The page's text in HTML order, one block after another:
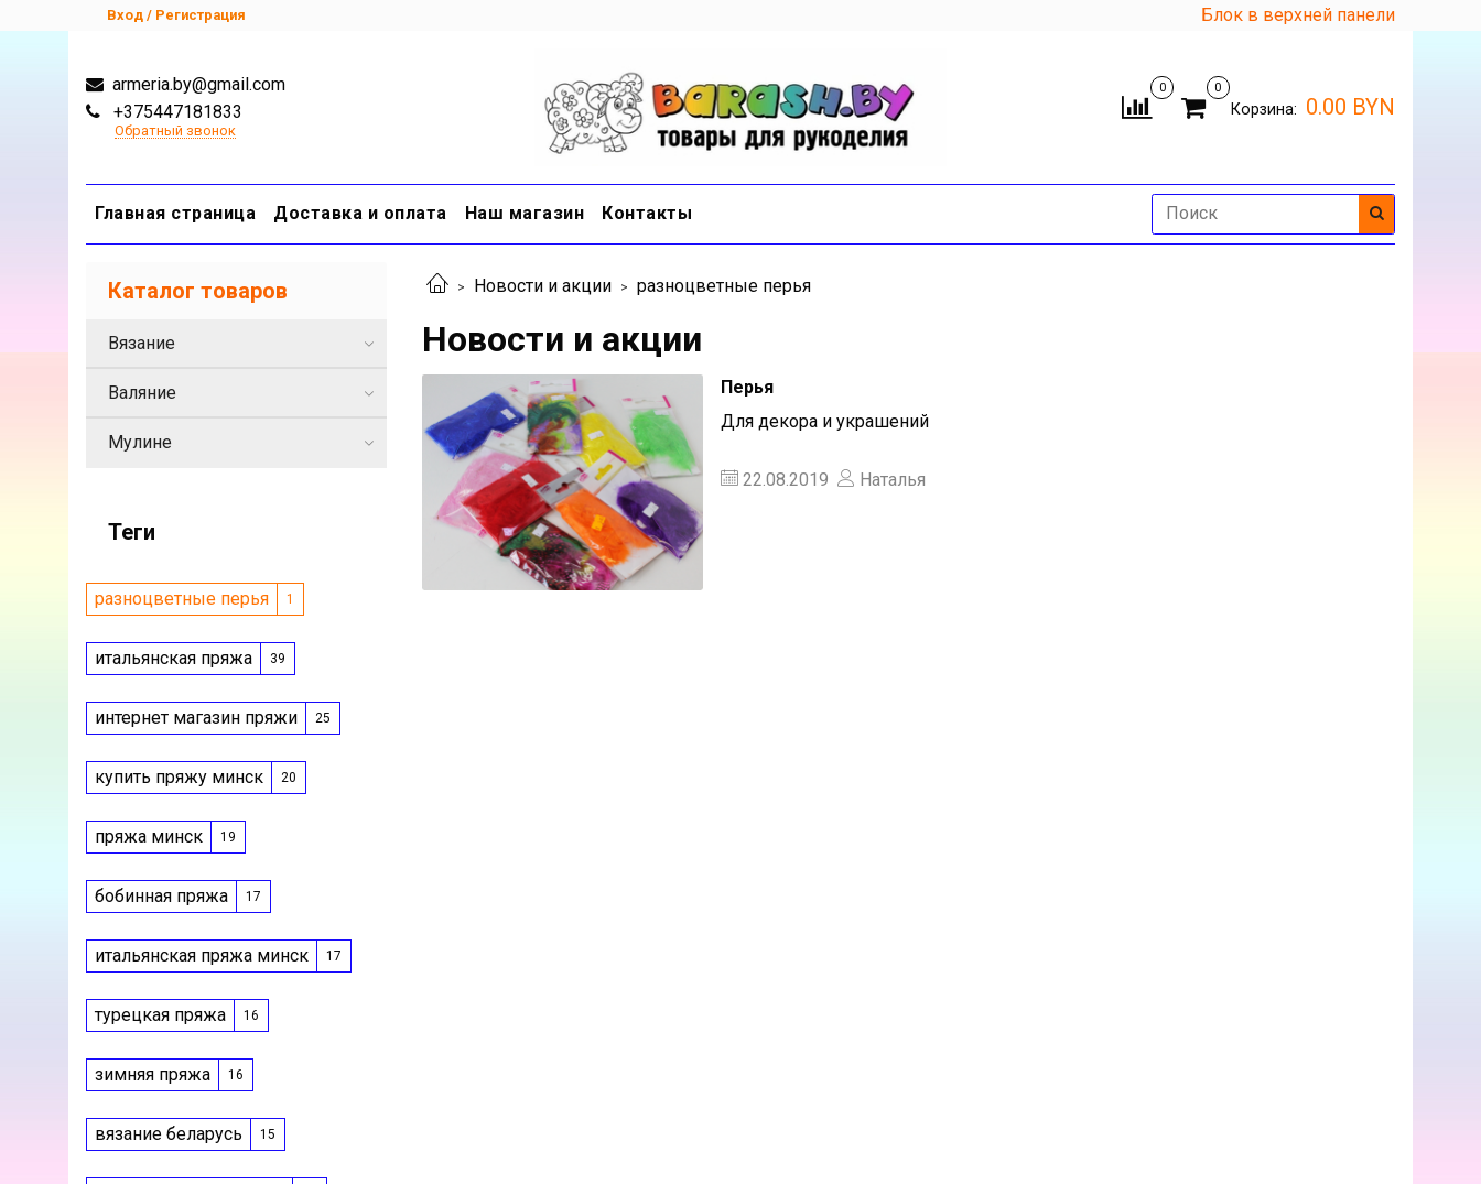
Вход / Регистрация Блок в верхней панели
armeria.by@gmail.com
+375447181833
Обратный звонок
0 0
Корзина: 0.00 BYN
Главная страница Доставка и оплата Наш магазин Контакты
Новости и акции разноцветные перья
Новости и акции
Перья
Для декора и украшений
22.08.2019 Наталья
Каталог товаров
Вязание
Валяние
Мулине
Теги
разноцветные перья 1
итальянская пряжа 39
интернет магазин пряжи 25
купить пряжу минск 20
пряжа минск 19
бобинная пряжа 17
итальянская пряжа минск 17
турецкая пряжа 16
зимняя пряжа 16
вязание беларусь 15